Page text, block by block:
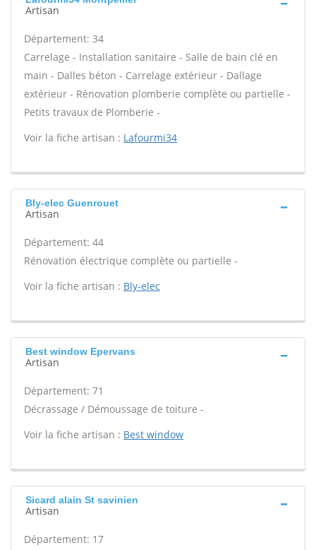
Artisan
Département: 34
Carrelage - Installation sanitaire - Salle de bain clé en
main - Dalles béton - Carrelage extérieur - Dallage
extérieur - Rénovation plomberie complète ou partielle -
Petits travaux de Plomberie -
Voir la fiche artisan : Lafourmi34
Bly-elec Guenrouet
Artisan
Département: 44
Rénovation électrique complète ou partielle -
Voir la fiche artisan : Bly-elec
Best window Epervans
Artisan
Département: 71
Décrassage / Démoussage de toiture -
Voir la fiche artisan : Best window
Sicard alain St savinien
Artisan
Département: 17